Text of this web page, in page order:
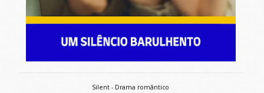
Silent - Drama romântico